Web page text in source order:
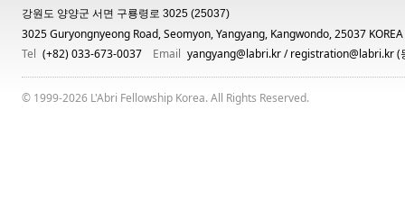
강원도 양양군 서면 구룡령로 3025 (25037)
3025 Guryongnyeong Road, Seomyon, Yangyang, Kangwondo, 25037 KOREA
Tel (+82) 033-673-0037 Email yangyang@labri.kr/registration@labri.kr(
© 1999-2026 L'Abri Fellowship Korea. All Rights Reserved.